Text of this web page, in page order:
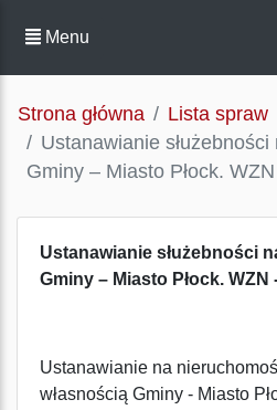
Menu
Strona główna
Lista spraw
Ustanawianie
Gminy – Miasto Płock.
Ustanawianie służebności
Gminy – Miasto Płock. WZN
Ustanawianie na
własnością Gminy - Miasto